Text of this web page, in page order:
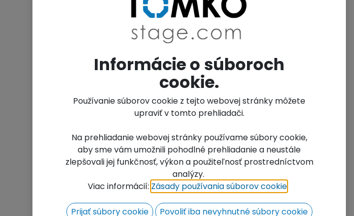
Art.No.: 0152
Unit of Measure Name:Units
Informácie o súboroch
cookie.
Používanie súborov cookie z tejto webovej stránky môžete
upraviť v tomto prehliadači.
Na prehliadanie webovej stránky používame súbory cookie,
aby sme vám umožnili pohodlné prehliadanie a neustále
zlepšovali jej funkčnosť, výkon a použiteľnosť prostredníctvom
analýzy.
Viac informácií: Zásady používania súborov cookie
Prijať súbory cookie Povoliť iba nevyhnutné súbory cookie